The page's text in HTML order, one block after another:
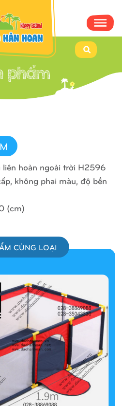
liên hoàn ngoài trời H2596
không phai màu, độ bền
(cm)
CÙNG LOẠI